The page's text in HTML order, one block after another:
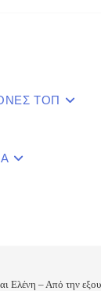
ΤΟΠ
Ελένη – Από την